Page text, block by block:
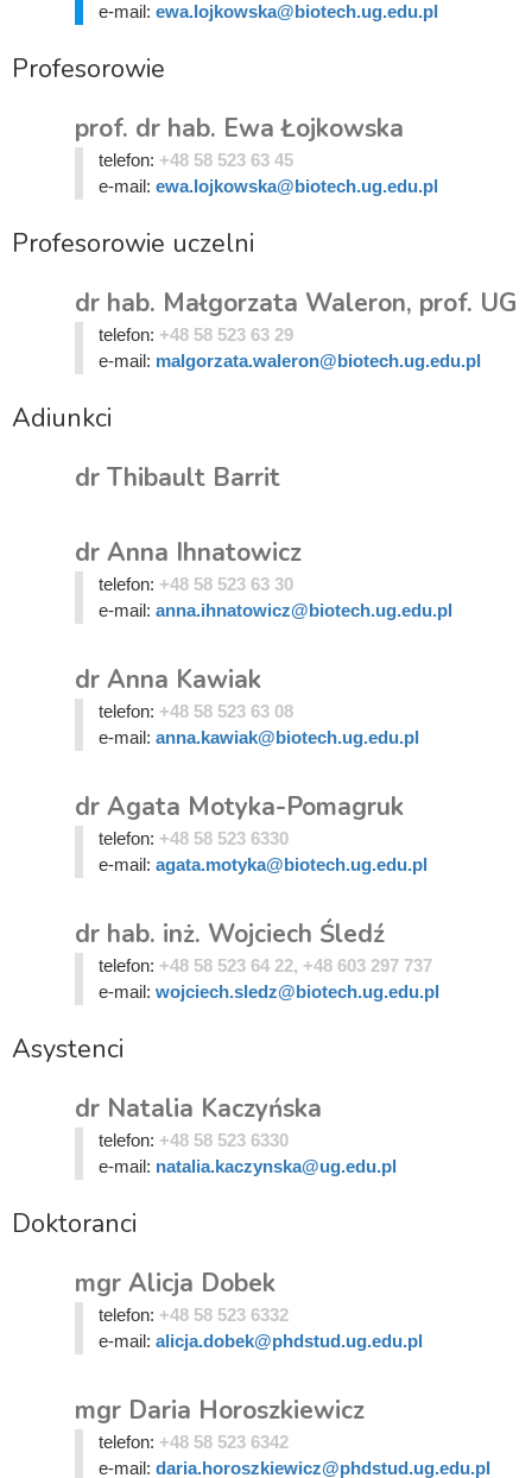
e-mail: ewa.lojkowska@biotech.ug.edu.pl
Profesorowie
prof. dr hab. Ewa Łojkowska
telefon: +48 58 523 63 45
e-mail: ewa.lojkowska@biotech.ug.edu.pl
Profesorowie uczelni
dr hab. Małgorzata Waleron, prof. UG
telefon: +48 58 523 63 29
e-mail: malgorzata.waleron@biotech.ug.edu.pl
Adiunkci
dr Thibault Barrit
dr Anna Ihnatowicz
telefon: +48 58 523 63 30
e-mail: anna.ihnatowicz@biotech.ug.edu.pl
dr Anna Kawiak
telefon: +48 58 523 63 08
e-mail: anna.kawiak@biotech.ug.edu.pl
dr Agata Motyka-Pomagruk
telefon: +48 58 523 6330
e-mail: agata.motyka@biotech.ug.edu.pl
dr hab. inż. Wojciech Śledź
telefon: +48 58 523 64 22, +48 603 297 737
e-mail: wojciech.sledz@biotech.ug.edu.pl
Asystenci
dr Natalia Kaczyńska
telefon: +48 58 523 6330
e-mail: natalia.kaczynska@ug.edu.pl
Doktoranci
mgr Alicja Dobek
telefon: +48 58 523 6332
e-mail: alicja.dobek@phdstud.ug.edu.pl
mgr Daria Horoszkiewicz
telefon: +48 58 523 6342
e-mail: daria.horoszkiewicz@phdstud.ug.edu.pl